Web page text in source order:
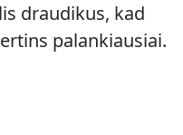
draudikus, kad
palankiausiai.